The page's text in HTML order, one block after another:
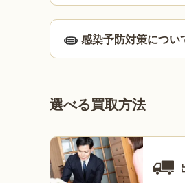
感染予防対策につい
選べる買取方法